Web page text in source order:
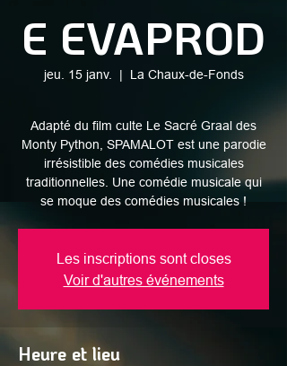
E EVAPROD
jeu. 15 janv.
  |
La Chaux-de-Fonds
Adapté du film culte Le Sacré Graal des
Monty Python, SPAMALOT est une parodie
irrésistible des comédies musicales
traditionnelles. Une comédie musicale qui
se moque des comédies musicales !
Les inscriptions sont closes
Voir d'autres événements
Heure et lieu